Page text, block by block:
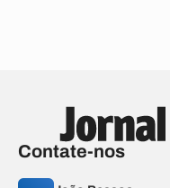
Contate-nos